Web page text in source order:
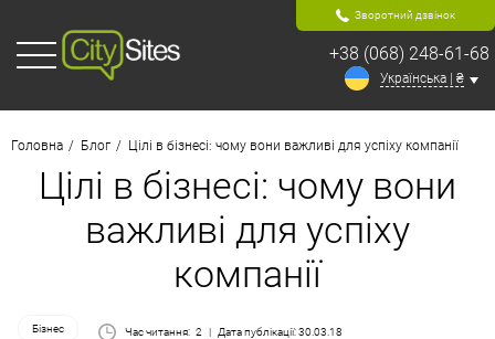
Зворотний дзвінок
+38 (068) 248-61-68
Українська | ₴
Головна Блог Цілі в бізнесі: чому вони важливі для успіху компанії
Цілі в бізнесі: чому вони
важливі для успіху
компанії
Бізнес Час читання: 2
Дата публікації: 30.03.18